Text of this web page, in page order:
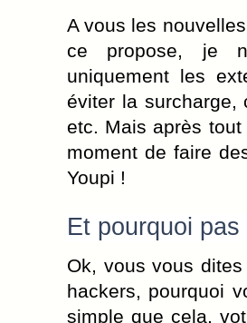
A vous les
ce propose, je
uniquement les
éviter la
etc. Mais après tout
moment de faire
Youpi !
Et pourquoi
Ok, vous vous
hackers, pourquoi
simple que cela,